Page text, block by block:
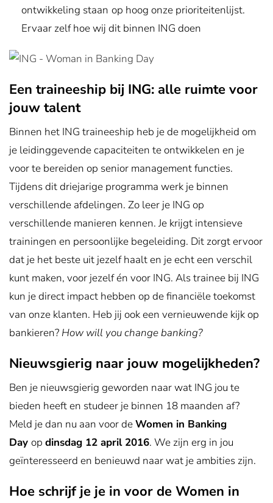
ontwikkeling staan op hoog onze prioriteitenlijst.
Ervaar zelf hoe wij dit binnen ING doen
Een traineeship bij ING: alle ruimte voor
jouw talent
Binnen het ING traineeship heb je de mogelijkheid om
je leidinggevende capaciteiten te ontwikkelen en je
voor te bereiden op senior management functies.
Tijdens dit driejarige programma werk je binnen
verschillende afdelingen. Zo leer je ING op
verschillende manieren kennen. Je krijgt intensieve
trainingen en persoonlijke begeleiding. Dit zorgt ervoor
dat je het beste uit jezelf haalt en je echt een verschil
kunt maken, voor jezelf én voor ING. Als trainee bij ING
kun je direct impact hebben op de financiële toekomst
van onze klanten. Heb jij ook een vernieuwende kijk op
bankieren? How will you change banking?
Nieuwsgierig naar jouw mogelijkheden?
Ben je nieuwsgierig geworden naar wat ING jou te
bieden heeft en studeer je binnen 18 maanden af?
Meld je dan nu aan voor deWomen in Banking
Day op dinsdag 12 april 2016. We zijn erg in jou
geïnteresseerd en benieuwd naar wat je ambities zijn.
Hoe schrijf je je in voor de Women in